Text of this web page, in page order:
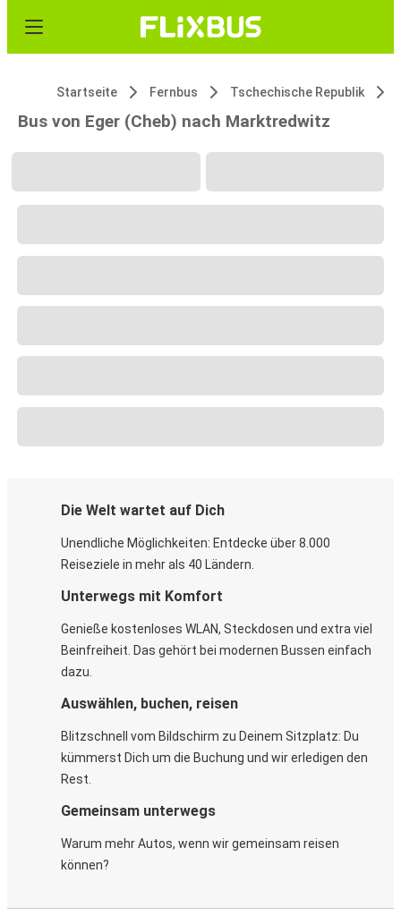
Startseite Fernbus Tschechische Republik
Bus von Eger (Cheb) nach Marktredwitz
Die Welt wartet auf Dich
Unendliche Möglichkeiten: Entdecke über 8.000
Reiseziele in mehr als 40 Ländern.
Unterwegs mit Komfort
Genieße kostenloses WLAN, Steckdosen und extra viel
Beinfreiheit. Das gehört bei modernen Bussen einfach
dazu.
Auswählen, buchen, reisen
Blitzschnell vom Bildschirm zu Deinem Sitzplatz: Du
kümmerst Dich um die Buchung und wir erledigen den
Rest.
Gemeinsam unterwegs
Warum mehr Autos, wenn wir gemeinsam reisen
können?